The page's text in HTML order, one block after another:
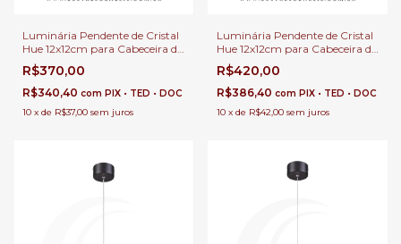
Luminária Pendente de Cristal
Hue 12x12cm para Cabeceira de
Cama e Lavabo e Balcão de
Cozinha.
R$370,00
R$340,40 com PIX • TED • DOC
10 x de R$37,00 sem juros
Luminária Pendente de Cristal
Hue 12x12cm para Cabeceira de
Cama e Lavabo e Balcão de
Cozinha.
R$420,00
R$386,40 com PIX • TED • DOC
10 x de R$42,00 sem juros